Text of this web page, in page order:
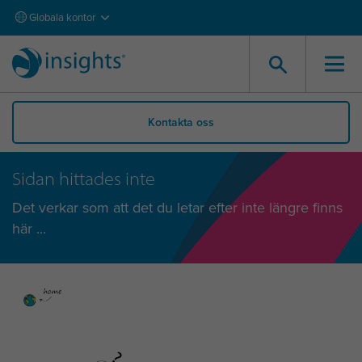
Globala kontor
Kontakta oss
Sidan hittades inte
Det verkar som att det du letar efter inte längre finns
här ...